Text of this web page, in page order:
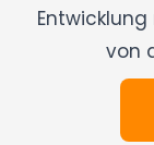
von